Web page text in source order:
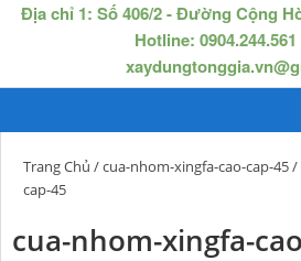
Địa chỉ 1: Số 406/2 - Đường Cộng
Hotline:
Trang Chủ /cua-nhom-xingfa-cao-cap-45/
cap-45
cua-nhom-xingfa-